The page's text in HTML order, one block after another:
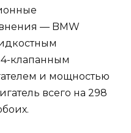
— BMW
клапанным
и мощностью
всего на 298